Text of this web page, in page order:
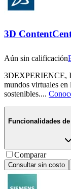
3D
Aún sin calificación
3DEXPERIENCE,
mundos virtuales en
sostenibles....
Funcionalidades de
Comparar
Consultar sin costo